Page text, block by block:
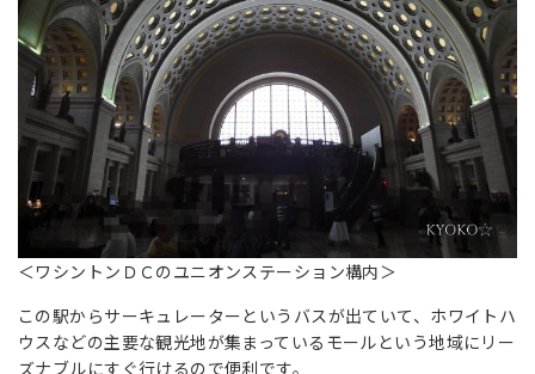
＜ワシントンＤＣのユニオンステーション構内＞
この駅からサーキュレーターというバスが出ていて、ホワイトハ
ウスなどの主要な観光地が集まっているモールという地域にリー
ズナブルにすぐ行けるので便利です。